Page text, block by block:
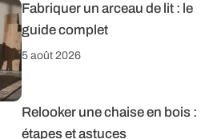
Fabriquer un arceau de lit : le
guide complet
5 août 2026
Relooker une chaise en bois :
étapes et astuces